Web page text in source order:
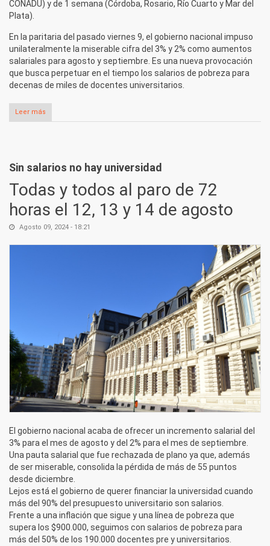
CONADU) y de 1 semana (Córdoba, Rosario, Río Cuarto y Mar del
Plata).
En la paritaria del pasado viernes 9, el gobierno nacional impuso
unilateralmente la miserable cifra del 3% y 2% como aumentos
salariales para agosto y septiembre. Es una nueva provocación
que busca perpetuar en el tiempo los salarios de pobreza para
decenas de miles de docentes universitarios.
Leer más
universitaria
Sin salarios no hay universidad
Todas y todos al paro de 72
horas el 12, 13 y 14 de agosto
Agosto 09, 2024 - 18:21
El gobierno nacional acaba de ofrecer un incremento salarial del
3% para el mes de agosto y del 2% para el mes de septiembre.
Una pauta salarial que fue rechazada de plano ya que, además
de ser miserable, consolida la pérdida de más de 55 puntos
desde diciembre.
Lejos está el gobierno de querer financiar la universidad cuando
más del 90% del presupuesto universitario son salarios.
Frente a una inflación que sigue y una línea de pobreza que
supera los $900.000, seguimos con salarios de pobreza para
más del 50% de los 190.000 docentes pre y universitarios.